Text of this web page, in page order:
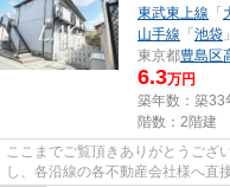
東武東上線 「
山手線 「 池袋
東京都豊島区
6.3万円
築年数：築33
階数：2階建
ここまでご覧頂きありがとうござ
し、各沿線の各不動産会社様へ直